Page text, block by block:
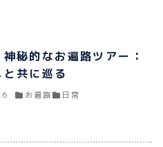
秘的なお遍路ツアー：
共に巡る
お遍路 日常